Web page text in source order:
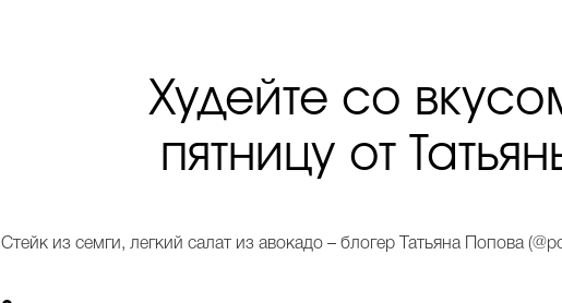
Худейте со
пятницу от
Стейк из семги, легкий салат из авокадо – блогер Татьяна Попова